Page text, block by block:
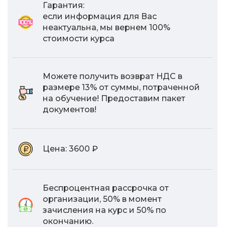
Гарантия:
если информация для Вас
неактуальна, мы вернем 100%
стоимости курса
Можете получить возврат НДС в
размере 13% от суммы, потраченной
на обучение! Предоставим пакет
документов!
Цена: 3600 ₽
Беспроцентная рассрочка от
организации, 50% в момент
зачисления на курс и 50% по
окончанию.